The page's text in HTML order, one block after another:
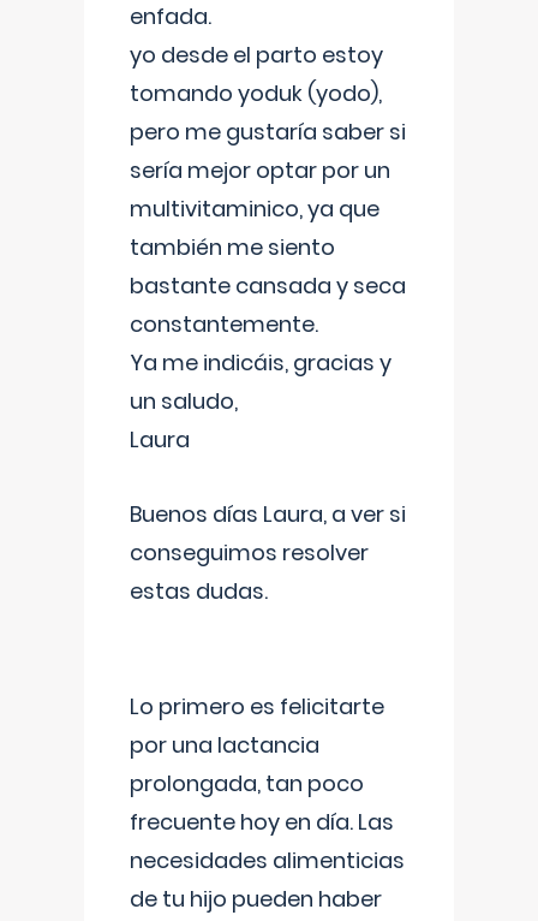
enfada.
yo desde el parto estoy
tomando yoduk (yodo),
pero me gustaría saber si
sería mejor optar por un
multivitaminico, ya que
también me siento
bastante cansada y seca
constantemente.
Ya me indicáis, gracias y
un saludo,
Laura
Buenos días Laura, a ver si
conseguimos resolver
estas dudas.
Lo primero es felicitarte
por una lactancia
prolongada, tan poco
frecuente hoy en día. Las
necesidades alimenticias
de tu hijo pueden haber